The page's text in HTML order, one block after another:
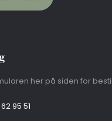
her på siden for
62 95 51​